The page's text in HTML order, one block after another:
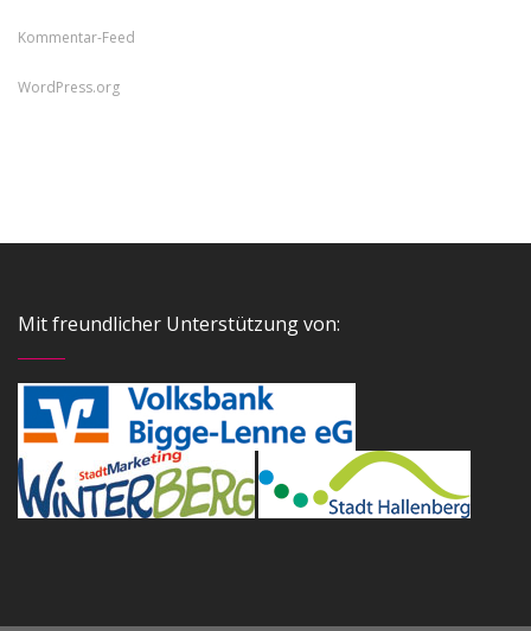
Kommentar-Feed
WordPress.org
Mit freundlicher Unterstützung von: